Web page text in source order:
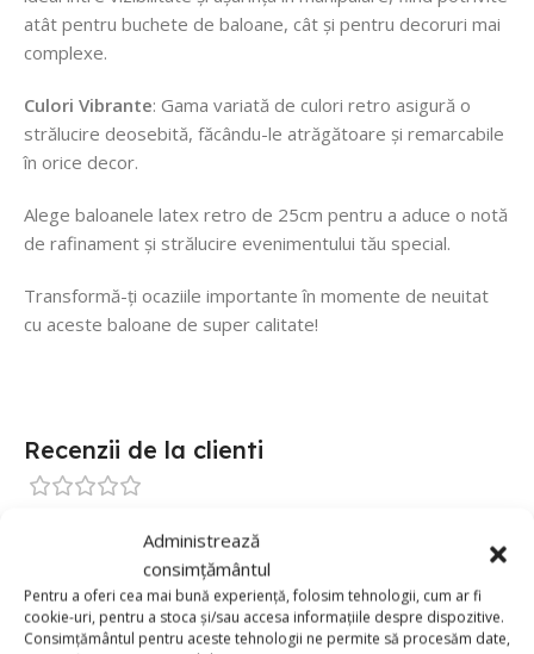
Administrează
consimțământul
Pentru a oferi cea mai bună experiență, folosim tehnologii, cum ar fi
cookie-uri, pentru a stoca și/sau accesa informațiile despre dispozitive.
Consimțământul pentru aceste tehnologii ne permite să procesăm date,
atât pentru buchete de baloane, cât și pentru decoruri mai
complexe.
Culori Vibrante: Gama variată de culori retro asigură o
strălucire deosebită, făcându-le atrăgătoare și remarcabile
în orice decor.
Alege baloanele latex retro de 25cm pentru a aduce o notă
de rafinament și strălucire evenimentului tău special.
Transformă-ți ocaziile importante în momente de neuitat
cu aceste baloane de super calitate!
Recenzii de la clienti
0
0
0